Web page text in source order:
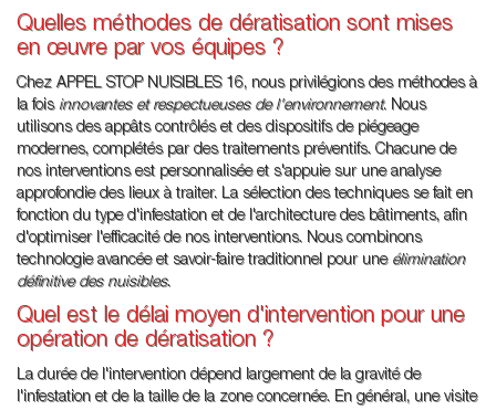
Quelles méthodes de dératisation sont mises
en œuvre par vos équipes ?
Chez APPEL STOP NUISIBLES 16, nous privilégions des méthodes à
la fois innovantes et respectueuses de l'environnement. Nous
utilisons des appâts contrôlés et des dispositifs de piégeage
modernes, complétés par des traitements préventifs. Chacune de
nos interventions est personnalisée et s'appuie sur une analyse
approfondie des lieux à traiter. La sélection des techniques se fait en
fonction du type d'infestation et de l'architecture des bâtiments, afin
d'optimiser l'efficacité de nos interventions. Nous combinons
technologie avancée et savoir-faire traditionnel pour une élimination
définitive des nuisibles.
Quel est le délai moyen d'intervention pour une
opération de dératisation ?
La durée de l'intervention dépend largement de la gravité de
l'infestation et de la taille de la zone concernée. En général, une visite